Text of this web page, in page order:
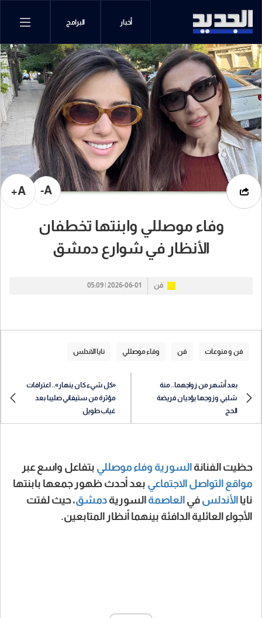
أخبار البرامج
A-
A+
وفاء موصللي وابنتها تخطفان
الأنظار في شوارع دمشق
فن 2026-06-01 | 05:09
فن و منوعات فن وفاء موصللي نايا الاندلس
بعد أشهر من زواجهما.. منة
شلبي وزوجها يؤديان فريضة
الحج
«كل شيء كان ينهار».. اعترافات
مؤثرة من ستيفاني صليبا بعد
غياب طويل
حظيت الفنانة السورية وفاء موصللي بتفاعل واسع عبر
مواقع التواصل الاجتماعي بعد أحدث ظهور جمعها بابنتها
نايا الأندلس في العاصمة السورية دمشق، حيث لفتت
الأجواء العائلية الدافئة بينهما أنظار المتابعين.